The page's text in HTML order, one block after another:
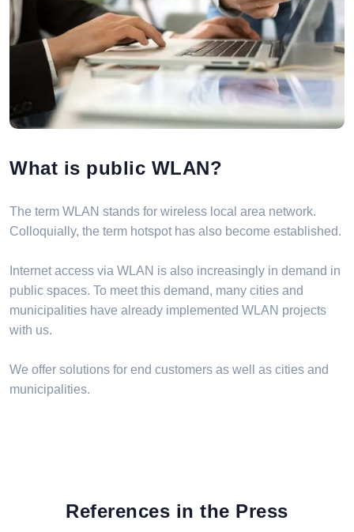
What is public WLAN?
The term WLAN stands for wireless local area network.
Colloquially, the term hotspot has also become established.
Internet access via WLAN is also increasingly in demand in
public spaces. To meet this demand, many cities and
municipalities have already implemented WLAN projects
with us.
We offer solutions for end customers as well as cities and
municipalities.
References in the Press